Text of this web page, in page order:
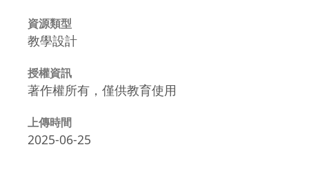
資源類型
教學設計
授權資訊
著作權所有，僅供教育使用
上傳時間
2025-06-25